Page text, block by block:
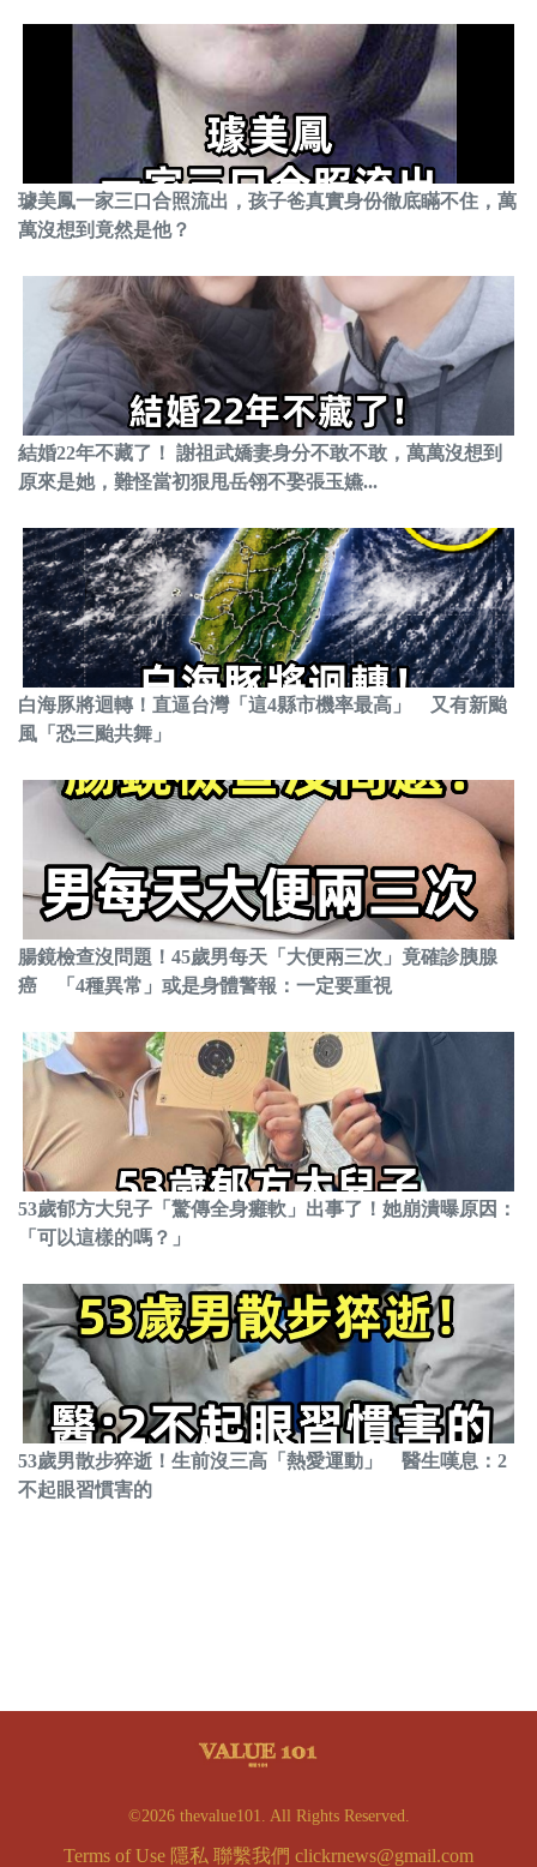
璩美鳳一家三口合照流出，孩子爸真實身份徹底瞞不住，萬
萬沒想到竟然是他？
結婚22年不藏了！ 謝祖武嬌妻身分不敢不敢，萬萬沒想到
原來是她，難怪當初狠甩岳翎不娶張玉嬿...
白海豚將迴轉！直逼台灣「這4縣市機率最高」 又有新颱
風「恐三颱共舞」
腸鏡檢查沒問題！45歲男每天「大便兩三次」竟確診胰腺
癌 「4種異常」或是身體警報：一定要重視
53歲郁方大兒子「驚傳全身癱軟」出事了！她崩潰曝原因：
「可以這樣的嗎？」
53歲男散步猝逝！生前沒三高「熱愛運動」 醫生嘆息：2
不起眼習慣害的
©2026 thevalue101. All Rights Reserved.
Terms of Use 隱私 聯繫我們 clickrnews@gmail.com